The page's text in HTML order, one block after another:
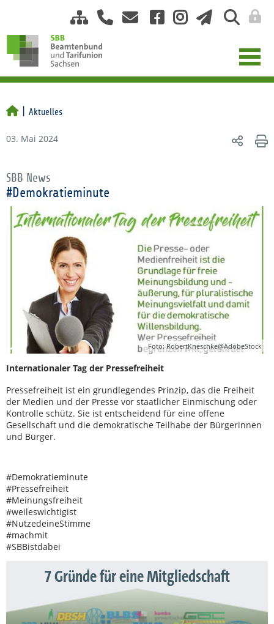
Aktuelles
03. Mai 2024
SBB News
#Demokratieminute
Foto: RobertKneschke@AdobeStock
Internationaler Tag der Pressefreiheit
Pressefreiheit ist ein grundlegendes Prinzip, das die Freiheit
der Medien und der Presse vor staatlicher Einmischung oder
Kontrolle schütz. Sie ist entscheidend für eine offene
Gesellschaft und die demokratische Teilhabe der Bürgerinnen
und Bürger.
#Demokratieminute
#Pressefreiheit
#Meinungsfreiheit
#weileswichtigist
#NutzedeineStimme
#machmit
#SBBistdabei
7 Gründe für eine Mitgliedschaft